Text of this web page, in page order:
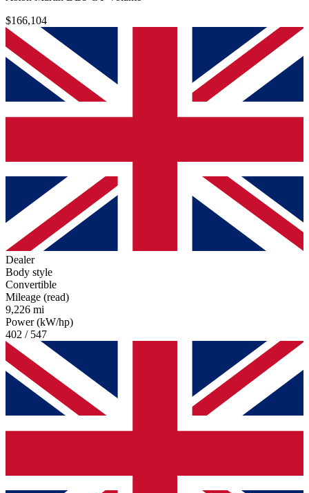
$166,104
Dealer
Body style
Convertible
Mileage (read)
9,226 mi
Power (kW/hp)
402 / 547